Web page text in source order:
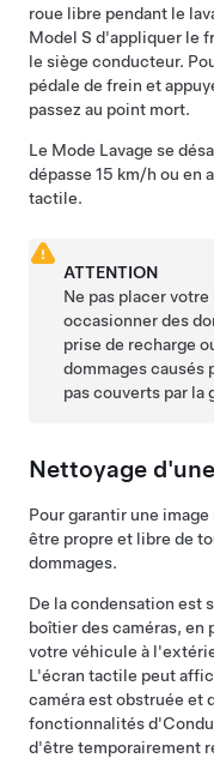
roue libre pendant le
Model S d'appliquer le
le siège conducteur.
pédale de frein et
passez au point mort.
Le Mode Lavage se
dépasse 15 km/h ou en
tactile.
ATTENTION
Ne pas placer votre
occasionner des
prise de recharge
dommages causés
pas couverts par la
Nettoyage
Pour garantir une
être propre et libre de
dommages.
De la condensation est
boîtier des caméras,
votre véhicule à
L'écran tactile peut
caméra est obstruée et
fonctionnalités d'
d'être temporairement